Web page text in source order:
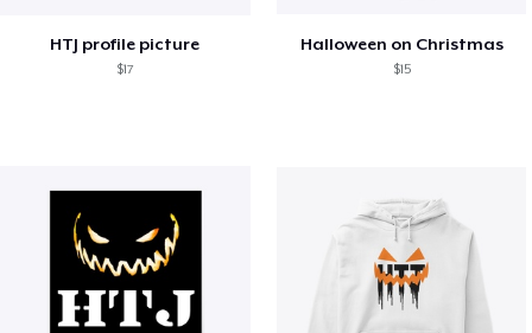
HTJ profile picture
$17
Halloween on Christmas
$15